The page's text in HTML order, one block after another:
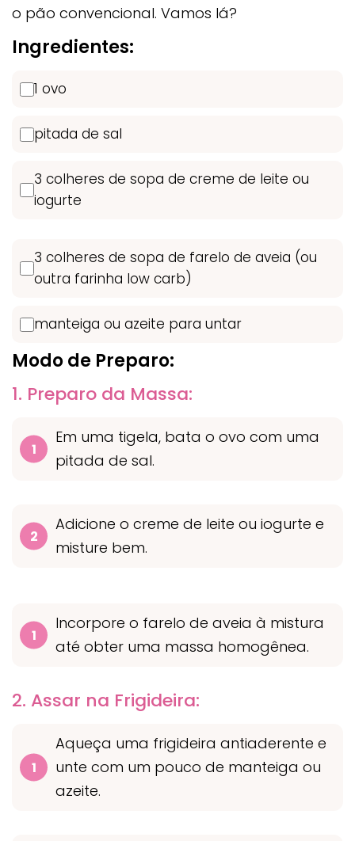
o pão convencional. Vamos lá?
Ingredientes:
1 ovo
pitada de sal
3 colheres de sopa de creme de leite ou
iogurte
3 colheres de sopa de farelo de aveia (ou
outra farinha low carb)
manteiga ou azeite para untar
Modo de Preparo:
1. Preparo da Massa:
Em uma tigela, bata o ovo com uma
pitada de sal.
Adicione o creme de leite ou iogurte e
misture bem.
Incorpore o farelo de aveia à mistura
até obter uma massa homogênea.
2. Assar na Frigideira:
Aqueça uma frigideira antiaderente e
unte com um pouco de manteiga ou
azeite.